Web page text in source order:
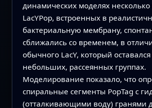
динамических моделях несколько
LacYPop, встроенных в
бактериальную мембрану,
сближались со временем, в
обычного LacY, который оставался
небольших, рассеянных группах.
Моделирование показало, что
спиральные сегменты PopTag с
(отталкивающими воду) гранями